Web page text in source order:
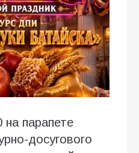
на парапете
досугового